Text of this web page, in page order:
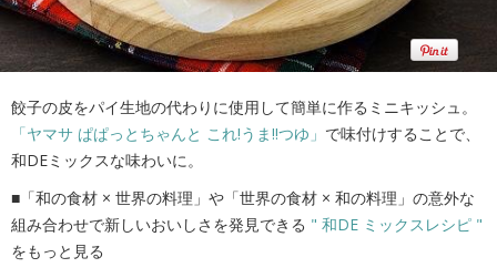
餃子の皮をパイ生地の代わりに使用して簡単に作るミニキッシュ。
「ヤマサ ぱぱっとちゃんと これ!うま!!つゆ」 で味付けすることで、
和DEミックスな味わいに。
■「和の食材 × 世界の料理」や「世界の食材 × 和の料理」の意外な
組み合わせで新しいおいしさを発見できる " 和DE ミックスレシピ "
をもっと見る